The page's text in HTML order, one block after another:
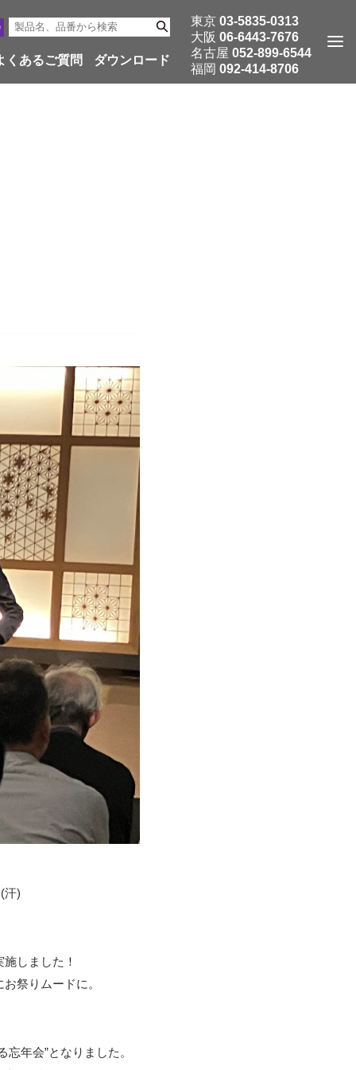
くあるご質問 ダウンロード
東京 03-5835-0313
大阪 06-6443-7676
名古屋 052-899-6544
福岡 092-414-8706
汗)
しました！
祭りムードに。
年会”となりました。